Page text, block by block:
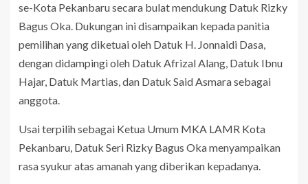
se-Kota Pekanbaru secara bulat mendukung Datuk Rizky
Bagus Oka. Dukungan ini disampaikan kepada panitia
pemilihan yang diketuai oleh Datuk H. Jonnaidi Dasa,
dengan didampingi oleh Datuk Afrizal Alang, Datuk Ibnu
Hajar, Datuk Martias, dan Datuk Said Asmara sebagai
anggota.
Usai terpilih sebagai Ketua Umum MKA LAMR Kota
Pekanbaru, Datuk Seri Rizky Bagus Oka menyampaikan
rasa syukur atas amanah yang diberikan kepadanya.